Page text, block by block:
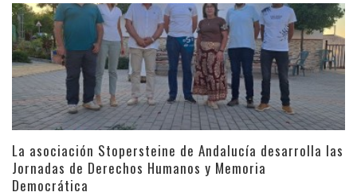
La asociación Stopersteine de Andalucía desarrolla las
Jornadas de Derechos Humanos y Memoria
Democrática